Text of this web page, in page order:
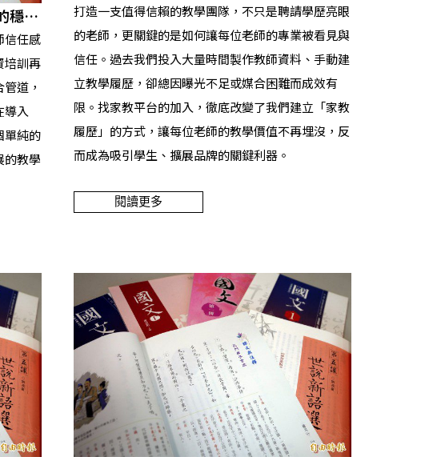
穩定
信任感
培訓再
道，
導入
單純的
的教學
牌核心資產
打造一支值得信賴的教學團隊，不只是聘請學歷亮眼
的老師，更關鍵的是如何讓每位老師的專業被看見與
信任。過去我們投入大量時間製作教師資料、手動建
立教學履歷，卻總因曝光不足或媒合困難而成效有
限。找家教平台的加入，徹底改變了我們建立「家教
履歷」的方式，讓每位老師的教學價值不再埋沒，反
而成為吸引學生、擴展品牌的關鍵利器。
閱讀更多